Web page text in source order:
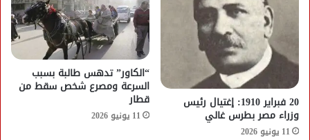
20 فبراير 1910: إغتيال رئيس
وزراء مصر بطرس غالي
11 يونيو 2026
“الكاور” تدهس طالبة بسبب
السرعة ومصرع شخص سقط من
قطار
11 يونيو 2026